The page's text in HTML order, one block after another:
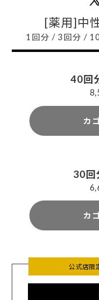
[薬用]中
1回分 / 3回分 /
40回
カ
30回
カ
公式店限